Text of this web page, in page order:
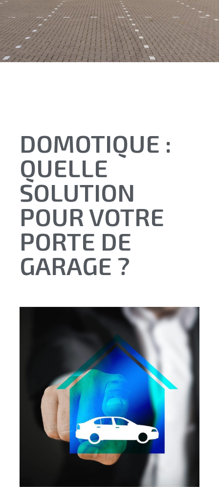
DOMOTIQUE :
QUELLE
SOLUTION
POUR VOTRE
PORTE DE
GARAGE ?